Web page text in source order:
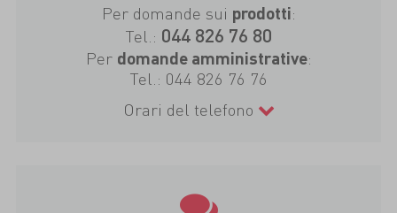
Per domande sui prodotti:
Tel.: 044 826 76 80
Per domande amministrative:
Tel.: 044 826 76 76
Orari del telefono